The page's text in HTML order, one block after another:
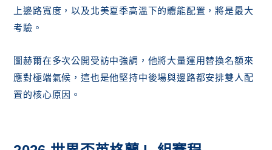
上邊路寬度，以及北美夏季高溫下的體能配置，將是最大
考驗。
圖赫爾在多次公開受訪中強調，他將大量運用替換名額來
應對極端氣候，這也是他堅持中後場與邊路都安排雙人配
置的核心原因。